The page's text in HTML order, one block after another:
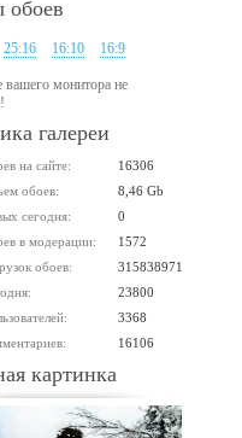
обоев
25:16 16:10 16:9
вашего монитора не
галереи
на сайте:
16306
обоев:
8,46 Gb
сегодня:
0
в модерации:
1572
обоев:
315838971
23800
3368
16106
картинка